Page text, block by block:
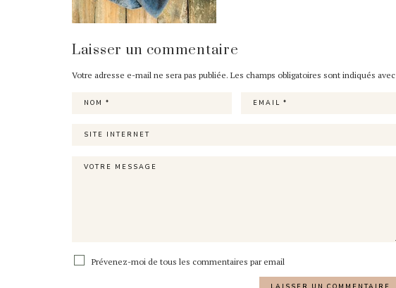
Laisser un commentaire
Votre adresse e-mail ne sera pas publiée. Les champs obligatoires sont indiqués avec
Prévenez-moi de tous les commentaires par email